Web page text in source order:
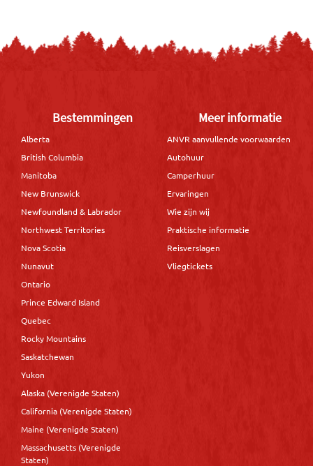
Bestemmingen
Alberta
British Columbia
Manitoba
New Brunswick
Newfoundland & Labrador
Northwest Territories
Nova Scotia
Nunavut
Ontario
Prince Edward Island
Quebec
Rocky Mountains
Saskatchewan
Yukon
Alaska (Verenigde Staten)
California (Verenigde Staten)
Maine (Verenigde Staten)
Massachusetts (Verenigde
Staten)
Meer informatie
ANVR aanvullende voorwaarden
Autohuur
Camperhuur
Ervaringen
Wie zijn wij
Praktische informatie
Reisverslagen
Vliegtickets